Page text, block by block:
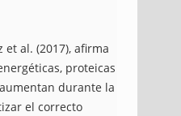
al. (2017), afirma
proteicas
durante la
el correcto